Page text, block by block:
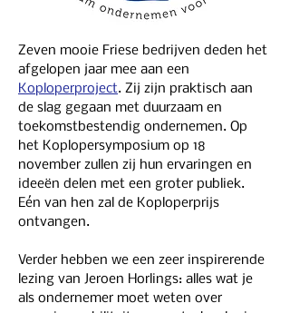
Zeven mooie Friese bedrijven deden het
afgelopen jaar mee aan een
Koploperproject. Zij zijn praktisch aan
de slag gegaan met duurzaam en
toekomstbestendig ondernemen. Op
het Koplopersymposium op 18
november zullen zij hun ervaringen en
ideeën delen met een groter publiek.
Eén van hen zal de Koploperprijs
ontvangen.
Verder hebben we een zeer inspirerende
lezing van Jeroen Horlings: alles wat je
als ondernemer moet weten over